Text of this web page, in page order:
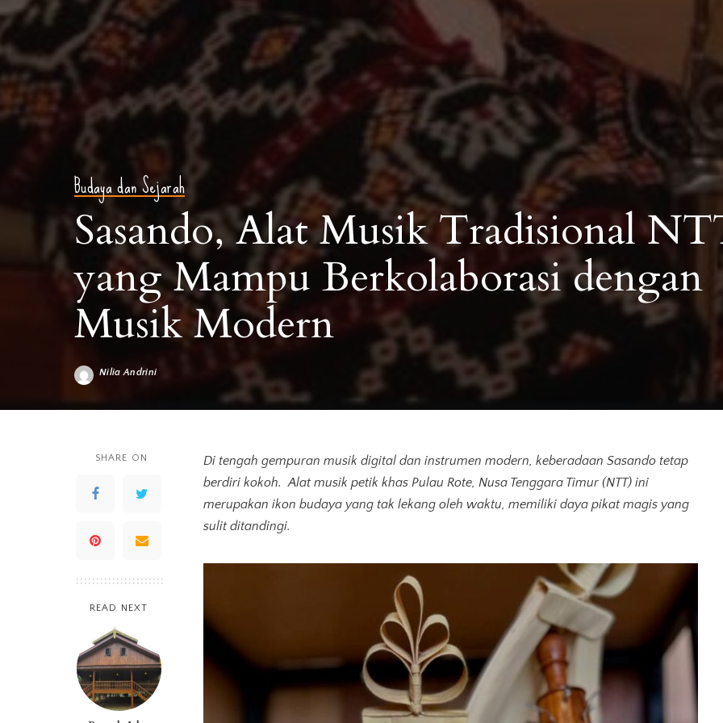
Budaya dan Sejarah
Sasando, Alat Musik Tradisional
yang Mampu Berkolaborasi dengan
Musik Modern
Posted
Nilia Andrini
SHARE ON
READ NEXT
Di tengah gempuran musik digital dan instrumen modern, keberadaan Sasando tetap
berdiri kokoh. Alat musik petik khas Pulau Rote, Nusa Tenggara Timur (NTT) ini
merupakan ikon budaya yang tak lekang oleh waktu, memiliki daya pikat magis yang
sulit ditandingi.